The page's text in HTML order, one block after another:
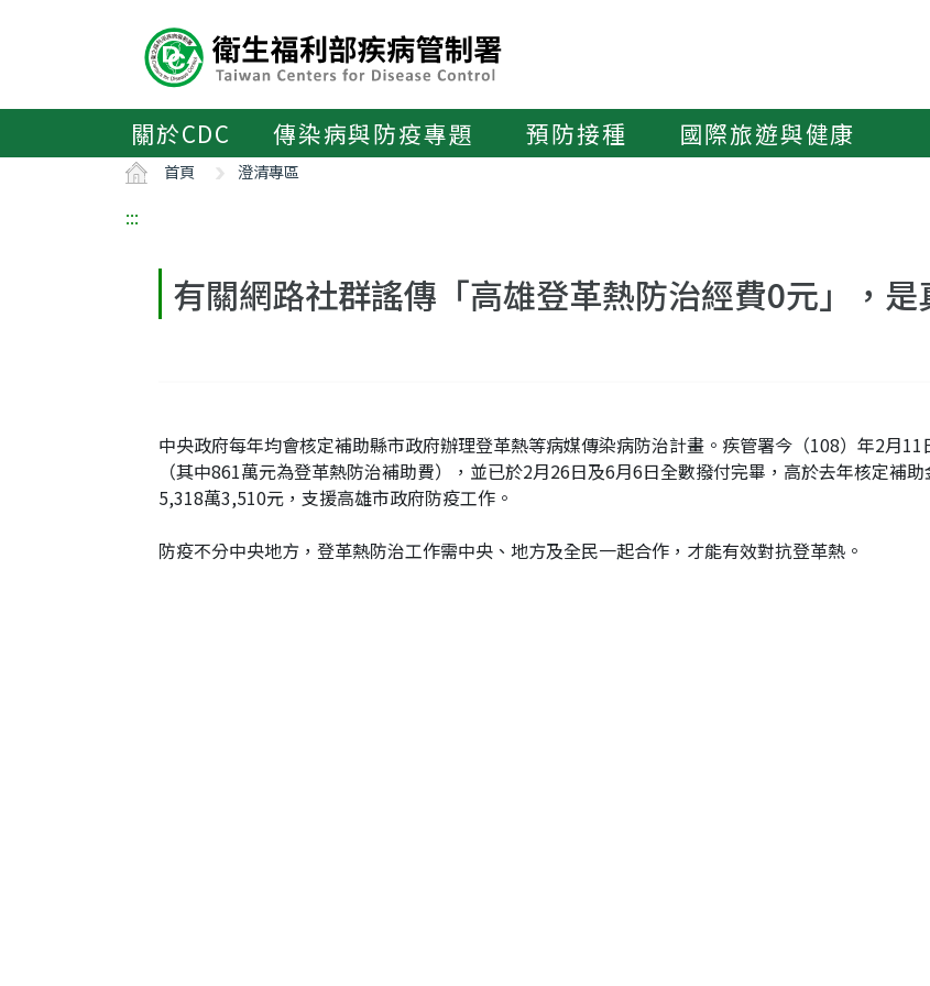
區
關於CDC 傳染病與防疫專題 預防接種 國際旅遊與健康
首頁 澄清專區
:::
有關網路社群謠傳「高雄登革熱防治經費0元」，是
中央政府每年均會核定補助縣市政府辦理登革熱等病媒傳染病防治計畫。疾管署今（108）年2月
（其中861萬元為登革熱防治補助費），並已於2月26日及6月6日全數撥付完畢，高於去年核定補
5,318萬3,510元，支援高雄市政府防疫工作。
防疫不分中央地方，登革熱防治工作需中央、地方及全民一起合作，才能有效對抗登革熱。